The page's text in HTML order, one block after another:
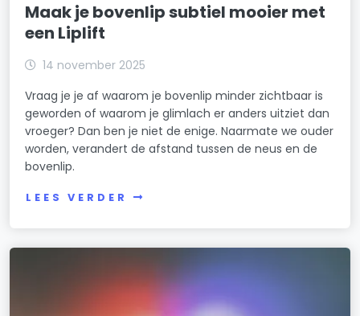
Maak je bovenlip subtiel mooier met
een Liplift
14 november 2025
Vraag je je af waarom je bovenlip minder zichtbaar is
geworden of waarom je glimlach er anders uitziet dan
vroeger? Dan ben je niet de enige. Naarmate we ouder
worden, verandert de afstand tussen de neus en de
bovenlip.
LEES VERDER